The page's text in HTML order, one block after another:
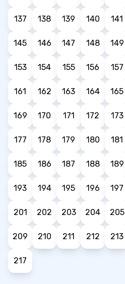
137 138 139 140 141
145 146 147 148 149
153 154 155 156 157
161 162 163 164 165
169 170 171 172 173
177 178 179 180 181
185 186 187 188 189
193 194 195 196 197
201 202 203 204 205
209 210 211 212 213
217